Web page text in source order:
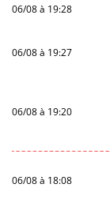
06/08 à 19:28
06/08 à 19:27
06/08 à 19:20
06/08 à 18:08